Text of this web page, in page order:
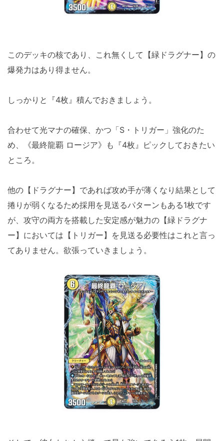
このデッキの核であり、これ無くして【緑ドラグナー】の
爆発力はあり得ません。
しっかりと『4枚』積んでおきましょう。
合わせて光マナの確保、かつ「S・トリガー」強化のた
め、《最終龍覇 ロージア》も『4枚』ピックしておきたい
ところ。
他の【ドラグナー】であれば攻め手が薄くなり結果として
捲りが弱くなるため採用を見送るパターンもある1枚です
が、攻守の両方を搭載した安定感が魅力の【緑ドラグナ
ー】においては【トリガー】を見送る必要性はこれと言っ
てありません。欲張っていきましょう。